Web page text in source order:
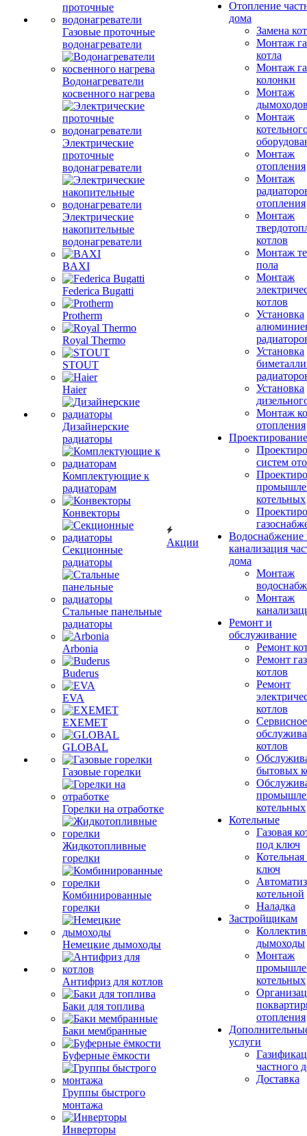
Газовые проточные
водонагреватели
Водонагреватели
косвенного нагрева
Электрические
проточные
водонагреватели
Электрические
накопительные
водонагреватели
BAXI
Federica Bugatti
Protherm
Royal Thermo
STOUT
Haier
Дизайнерские
радиаторы
Комплектующие к
радиаторам
Конвекторы
Секционные
радиаторы
Стальные панельные
радиаторы
Arbonia
Buderus
EVA
EXEMET
GLOBAL
Газовые горелки
Горелки на отработке
Жидкотопливные
горелки
Комбинированные
горелки
Немецкие дымоходы
Антифриз для котлов
Баки для топлива
Баки мембранные
Буферные ёмкости
Группы быстрого
монтажа
Инверторы
Акции
Отопление
дома
Замена
Монтаж
котла
Монтаж
колонки
Монтаж
Монтаж
Монтаж
отопления
Монтаж
отопления
Монтаж
котлов
Монтаж
пола
Монтаж
котлов
Установка
Установка
Установка
Монтаж
отопления
Проектирование
систем
котельных
Водоснабжение
канализация
дома
Монтаж
Монтаж
Ремонт и
обслуживание
Ремонт
Ремонт
котлов
Ремонт
котлов
Сервисное
котлов
бытовых
котельных
Котельные
Газовая
под ключ
ключ
котельной
Наладка
Застройщикам
дымоходы
Монтаж
котельных
отопления
услуги
частного
Доставка